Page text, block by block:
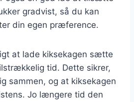
gradvist, så du kan
din egen præference.
at lade kiksekagen sætte
tid. Dette sikrer,
sammen, og at kiksekagen
Jo længere tid den